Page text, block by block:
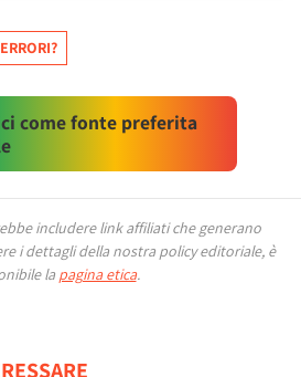
come fonte preferita
includere link affiliati che generano
i dettagli della nostra policy editoriale, è
la pagina etica.